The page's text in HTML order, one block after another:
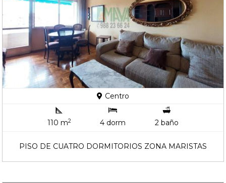
Centro
110 m2 4 dorm 2 baño
PISO DE CUATRO DORMITORIOS ZONA MARISTAS